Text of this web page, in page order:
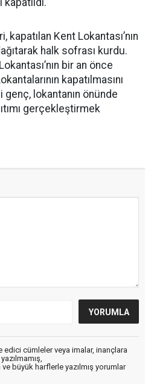
Kent Lokantası’nın
halk sofrası kurdu.
bir an önce
kapatılmasını
lokantanın önünde
gerçekleştirmek
edici cümleler veya imalar, inançlara
büyük harflerle yazılmış yorumlar